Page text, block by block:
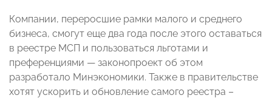
Компании, переросшие рамки малого и среднего
бизнеса, смогут еще два года после этого оставаться
в реестре МСП и пользоваться льготами и
преференциями — законопроект об этом
разработало Минэкономики. Также в правительстве
хотят ускорить и обновление самого реестра –